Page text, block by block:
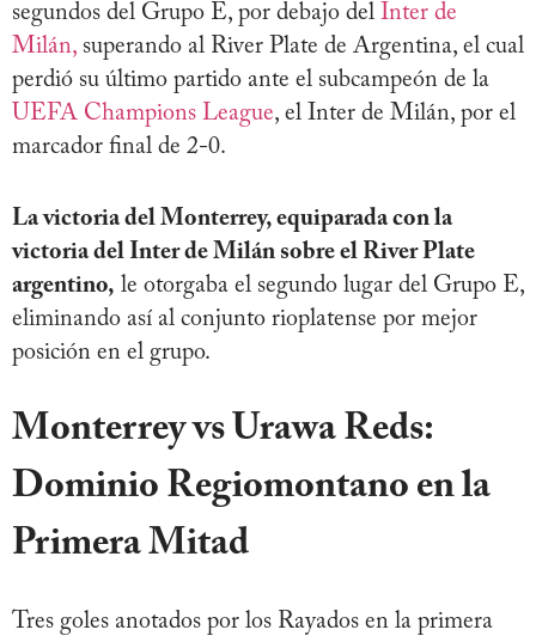
segundos del Grupo E, por debajo del Inter de
Milán, superando al River Plate de Argentina, el cual
perdió su último partido ante el subcampeón de la
UEFA Champions League, el Inter de Milán, por el
marcador final de 2-0.
La victoria del Monterrey, equiparada con la
victoria del Inter de Milán sobre el River Plate
argentino, le otorgaba el segundo lugar del Grupo E,
eliminando así al conjunto rioplatense por mejor
posición en el grupo.
Monterrey vs Urawa Reds:
Dominio Regiomontano en la
Primera Mitad
Tres goles anotados por los Rayados en la primera